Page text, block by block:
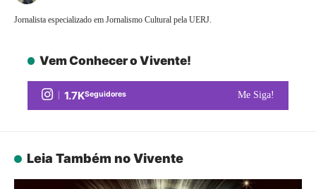
Jornalista especializado em Jornalismo Cultural pela UERJ.
Vem Conhecer o Vivente!
1.7KSeguidores Me Siga!
Leia Também no Vivente